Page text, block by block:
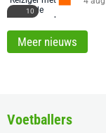
10
Meer nieuws
Voetballers